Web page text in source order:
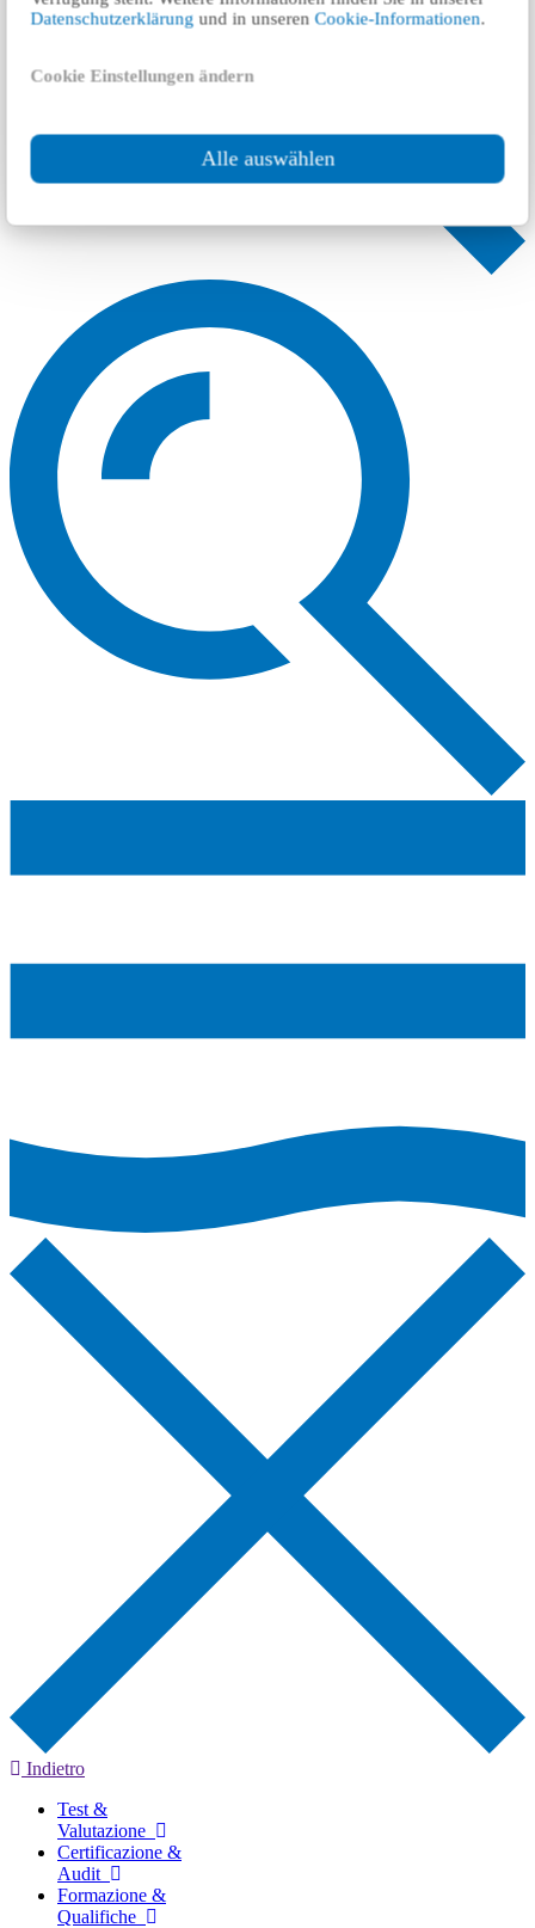
Datenschutzerklärung und in unserenCookie-Informationen.
Cookie Einstellungen ändern
Alle auswählen
Indietro
Test &
Valutazione
Certificazione &
Audit
Formazione &
Qualifiche